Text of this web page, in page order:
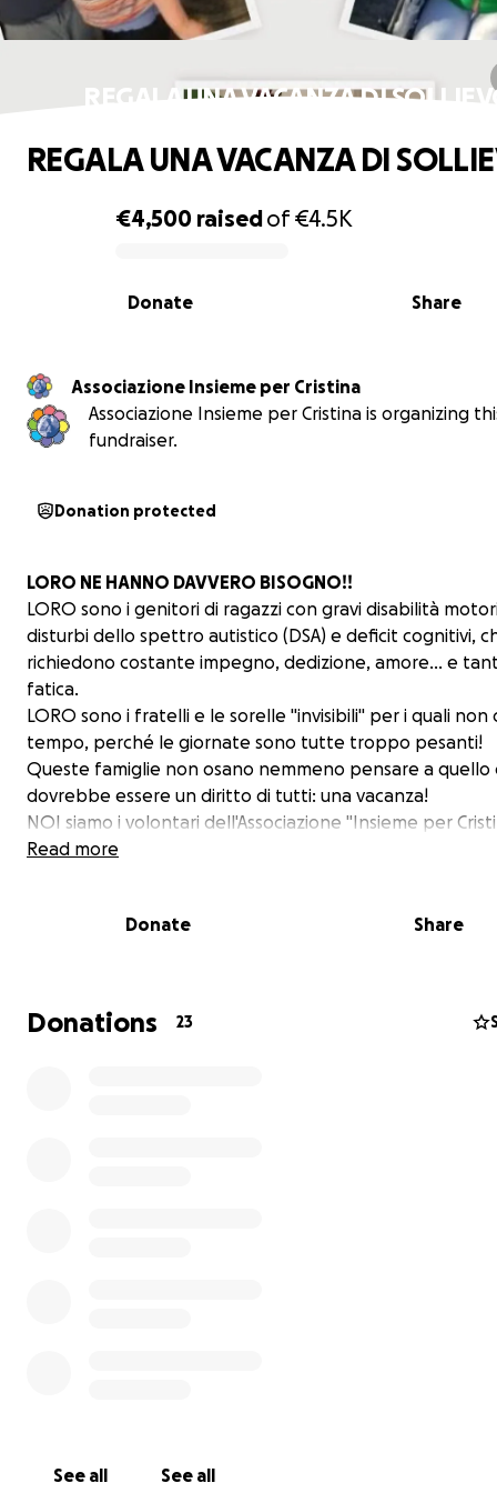
REGALA UNA VACANZA DI
0% complete
€4,500 raisedof€4.5K
Share
Donate
REGALA UNA VACANZA DI
Associazione Insieme per Cristina
Associazione Insieme per Cristina is organizing
fundraiser.
Donation protected
LORO NE HANNO DAVVERO BISOGNO!!
LORO sono i genitori di ragazzi con gravi disabilità
disturbi dello spettro autistico (DSA) e deficit cognitivi,
richiedono costante impegno, dedizione, amore... e
fatica.
LORO sono i fratelli e le sorelle "invisibili" per i quali non
tempo, perché le giornate sono tutte troppo pesanti!
Queste famiglie non osano nemmeno pensare a quello
dovrebbe essere un diritto di tutti: una vacanza!
NOI siamo i volontari dell'Associazione "Insieme per
da oltre dieci anni porta avanti il progetto di garantire
comunità in ambienti adeguati alle loro necessità.
una parità di diritti e per una cultura sempre più
Per il prossimo inverno vorremmo realizzare questo
Read more
Donate Share
Donations 23
See all See all